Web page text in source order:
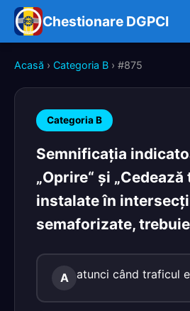
Chestionare DGPCI
Acasă › Categoria B › #875
Categoria B
Semnificaţia
„Oprire“ şi „Cedează
instalate în
semaforizate,
A atunci când traficul